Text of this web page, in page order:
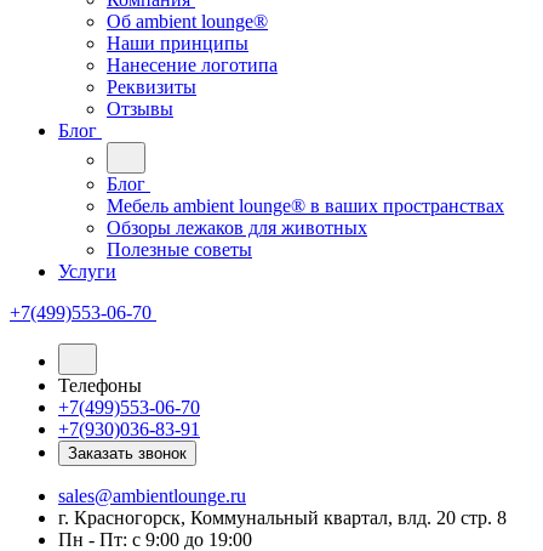
Oб ambient lounge®
Наши принципы
Нанесение логотипа
Реквизиты
Отзывы
Блог
Блог
Мебель ambient lounge® в ваших пространствах
Обзоры лежаков для животных
Полезные советы
Услуги
+7(499)553-06-70
Телефоны
+7(499)553-06-70
+7(930)036-83-91
Заказать звонок
sales@ambientlounge.ru
г. Красногорск, Коммунальный квартал, влд. 20 стр. 8
Пн - Пт: с 9:00 до 19:00